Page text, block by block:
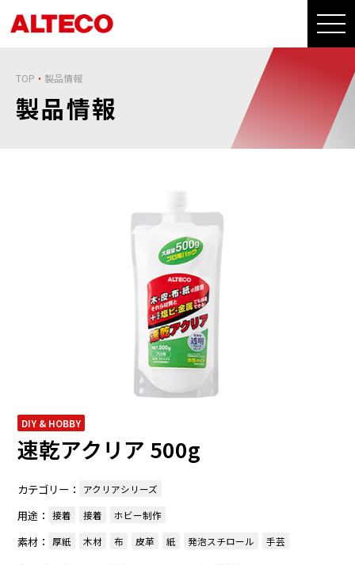
TOP 製品情報
製品情報
DIY & HOBBY
速乾アクリア 500g
カテゴリー： アクリアシリーズ
用途： 接着 接着 ホビー制作
素材： 厚紙 木材 布 皮革 紙 発泡スチロール 手芸